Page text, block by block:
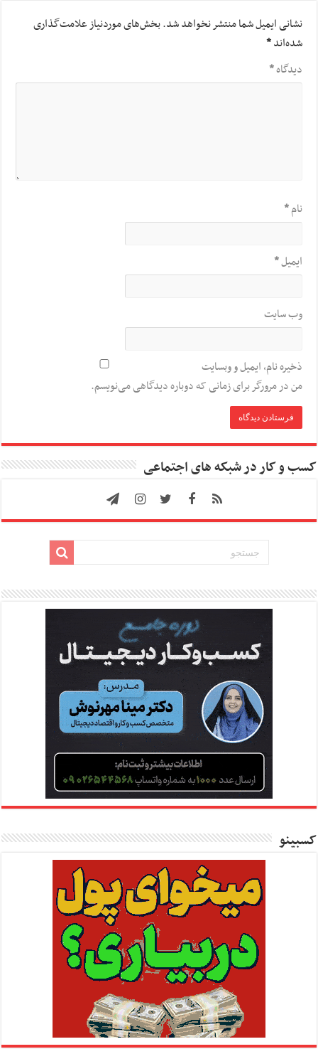
نشانی ایمیل شما منتشر نخواهد شد.بخش‌های موردنیاز علامت‌گذاری
شده‌اند*
دیدگاه*
نام*
ایمیل*
وب‌ سایت
ذخیره نام، ایمیل و وبسایت
من در مرورگر برای زمانی که دوباره دیدگاهی می‌نویسم.
کسب و کار در شبکه های اجتماعی
کسبینو